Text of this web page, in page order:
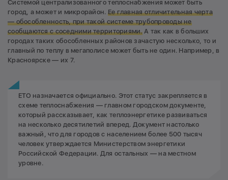
Системой централизованного теплоснабжения может быть
город, а может и микрорайон. Ее главная отличительная черта
— обособленность, при такой системе трубопроводы не
сообщаются с соседними территориями.А так как в больших
городах таких обособленных районов зачастую несколько, то и
главный по теплу в мегаполисе может быть не один. Например, в
Красноярске — их 7.
ЕТО назначается официально. Этот статус закрепляется в
схеме теплоснабжения — главном городском документе,
который рассказывает, как теплоэнергетике развиваться
на несколько десятилетий вперед. Документ настолько
важный, что для городов с населением более 500 тысяч
человек утверждается Министерством энергетики
Российской Федерации. Для остальных — на местном
уровне.